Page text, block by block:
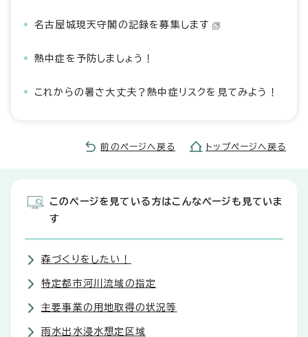
名古屋城現天守閣の記録を募集します
熱中症を予防しましょう！
これからの暑さ大丈夫？熱中症リスクを見てみよう！
前のページへ戻る トップページへ戻る
このページを見ている方はこんなページも見ていま
す
森づくりをしたい！
特定都市河川流域の指定
主要事業の用地取得の状況等
雨水出水浸水想定区域